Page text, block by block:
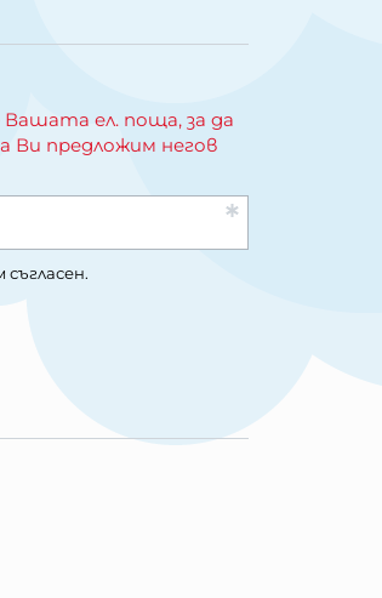
ел. поща, за да
Ви предложим негов
съгласен.